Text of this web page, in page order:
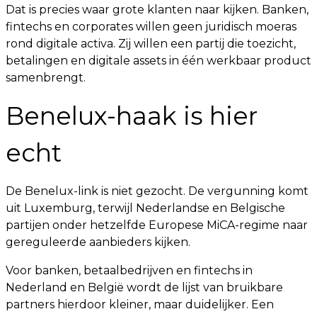
Dat is precies waar grote klanten naar kijken. Banken,
fintechs en corporates willen geen juridisch moeras
rond digitale activa. Zij willen een partij die toezicht,
betalingen en digitale assets in één werkbaar product
samenbrengt.
Benelux-haak is hier
echt
De Benelux-link is niet gezocht. De vergunning komt
uit Luxemburg, terwijl Nederlandse en Belgische
partijen onder hetzelfde Europese MiCA-regime naar
gereguleerde aanbieders kijken.
Voor banken, betaalbedrijven en fintechs in
Nederland en België wordt de lijst van bruikbare
partners hierdoor kleiner, maar duidelijker. Een